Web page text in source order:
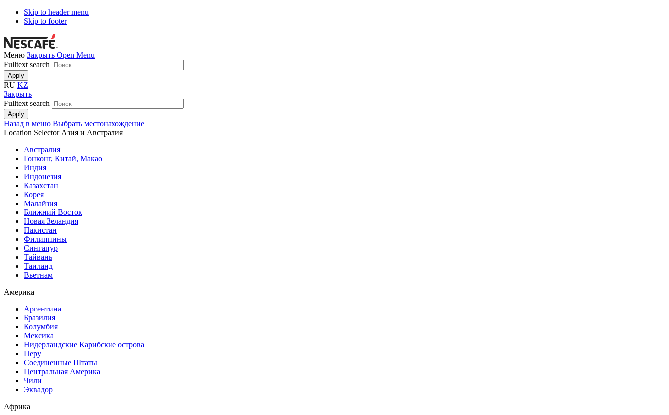
Skip to header menu
Skip to footer
Меню Закрыть Open Menu
Fulltext search
RU KZ
Закрыть
Fulltext search
Назад в меню Выбрать местонахождение
Location Selector Азия и Австралия
Австралия
Гонконг, Китай, Макао
Индия
Индонезия
Казахстан
Корея
Малайзия
Ближний Восток
Новая Зеландия
Пакистан
Филиппины
Сингапур
Тайвань
Таиланд
Вьетнам
Америка
Аргентина
Бразилия
Колумбия
Мексика
Нидерландские Карибские острова
Перу
Соединенные Штаты
Центральная Америка
Чили
Эквадор
Африка